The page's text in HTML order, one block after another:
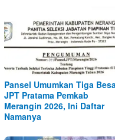
Pansel Umumkan Tiga
JPT Pratama Pemkab
Merangin 2026, Ini Daftar
Namanya